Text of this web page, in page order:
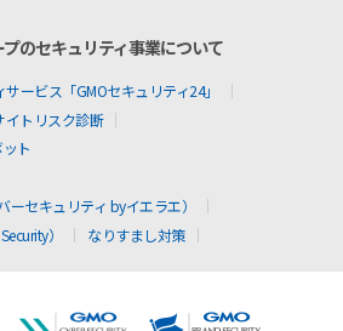
のセキュリティ事業について
ービス「GMOセキュリティ24」
イトリスク診断
ト
セキュリティ byイエラエ）
）
なりすまし対策